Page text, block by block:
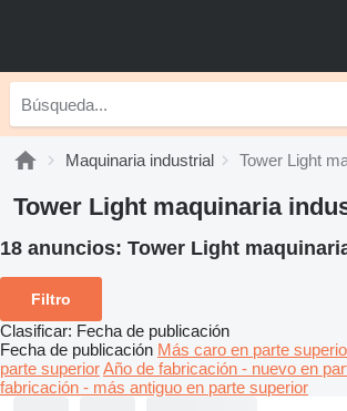
Maquinaria industrial Tower Light
Tower Light maquinaria
18 anuncios: Tower Light
Filtro
Clasificar: Fecha de publicación
Fecha de publicación Más caro en parte
parte superiorAño de fabricación - nuevo en
fabricación - más antiguo en parte superior